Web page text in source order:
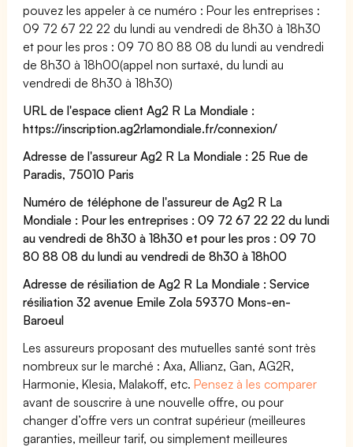
pouvez les appeler à ce numéro : Pour les entreprises :
09 72 67 22 22 du lundi au vendredi de 8h30 à 18h30
et pour les pros : 09 70 80 88 08 du lundi au vendredi
de 8h30 à 18h00(appel non surtaxé, du lundi au
vendredi de 8h30 à 18h30)
URL de l'espace client Ag2 R La Mondiale :
https://inscription.ag2rlamondiale.fr/connexion/
Adresse de l'assureur Ag2 R La Mondiale : 25 Rue de
Paradis, 75010 Paris
Numéro de téléphone de l'assureur de Ag2 R La
Mondiale : Pour les entreprises : 09 72 67 22 22 du lundi
au vendredi de 8h30 à 18h30 et pour les pros : 09 70
80 88 08 du lundi au vendredi de 8h30 à 18h00
Adresse de résiliation de Ag2 R La Mondiale : Service
résiliation 32 avenue Emile Zola 59370 Mons-en-
Baroeul
Les assureurs proposant des mutuelles santé sont très
nombreux sur le marché : Axa, Allianz, Gan, AG2R,
Harmonie, Klesia, Malakoff, etc.Pensez à les comparer
avant de souscrire à une nouvelle offre, ou pour
changer d’offre vers un contrat supérieur (meilleures
garanties, meilleur tarif, ou simplement meilleures